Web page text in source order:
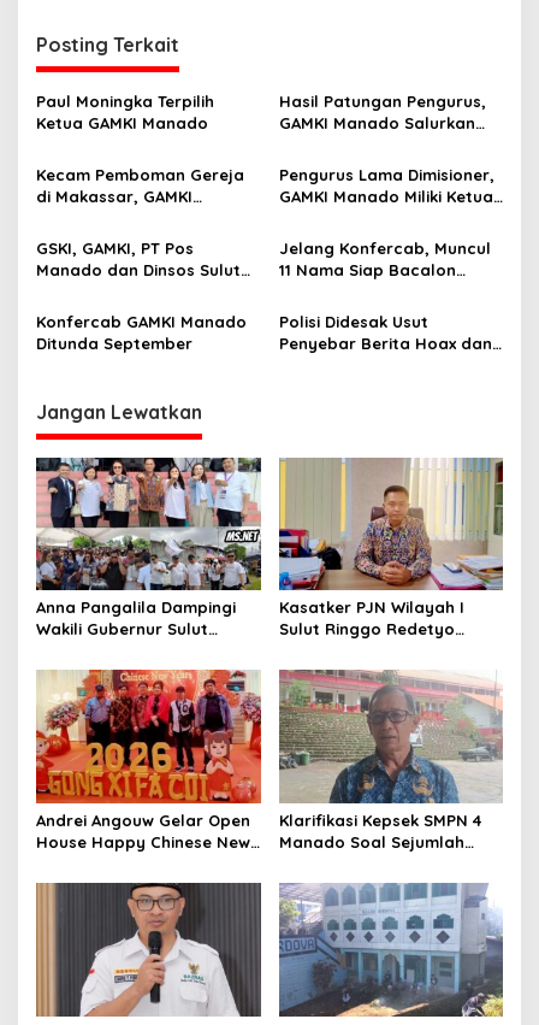
g
a
s
i
p
o
s
Posting Terkait
Paul Moningka Terpilih
Ketua GAMKI Manado
Hasil Patungan Pengurus,
GAMKI Manado Salurkan
Kecam Pemboman Gereja
di Makassar, GAMKI
Terprovokasi
Pengurus Lama Dimisioner,
GAMKI Manado Miliki Ketua
GSKI, GAMKI, PT Pos
Manado dan Dinsos Sulut
Jelang Konfercab, Muncul
11 Nama Siap Bacalon
Konfercab GAMKI Manado
Ditunda September
Polisi Didesak Usut
Penyebar Berita Hoax dan
Jangan Lewatkan
Anna Pangalila Dampingi
Wakili Gubernur Sulut
Sulut–Gorontalo di
Langowan
Kasatker PJN Wilayah I
Sulut Ringgo Redetyo
Jalan Jelang Idul Fitri 2026
Andrei Angouw Gelar Open
House Happy Chinese New
Klarifikasi Kepsek SMPN 4
Manado Soal Sejumlah
Polresta Manado